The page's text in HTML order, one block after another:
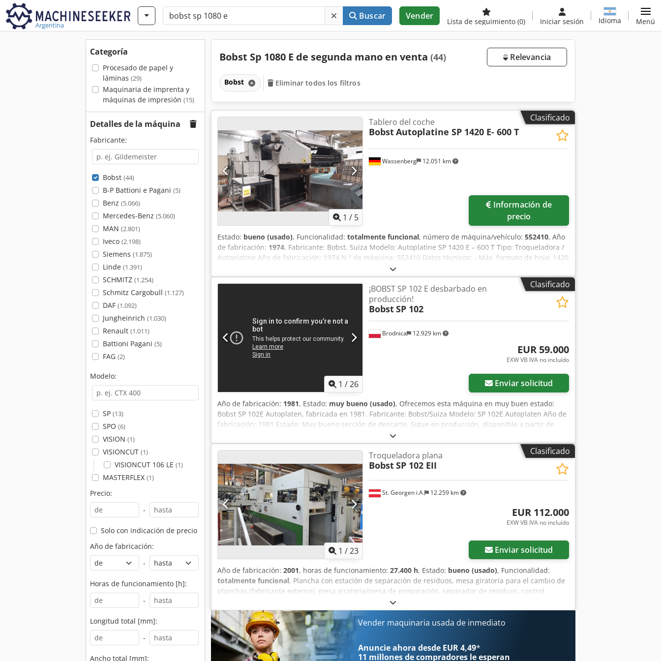
Argentina
Buscar Vender
Lista de seguimiento (0) Iniciar sesión Idioma Menú
Categoría
Procesado de papel y
láminas (29)
Maquinaria de imprenta y
máquinas de impresión (15)
Detalles de la máquina
Fabricante:
Bobst (44)
B-P Battioni e Pagani (5)
Benz (5.066)
Mercedes-Benz (5.060)
MAN (2.801)
Iveco (2.198)
Siemens (1.875)
Linde (1.391)
SCHMITZ (1.254)
Schmitz Cargobull (1.127)
DAF (1.092)
Jungheinrich (1.030)
Renault (1.011)
Battioni Pagani (5)
FAG (2)
Modelo:
SP (13)
SPO (6)
VISION (1)
VISIONCUT (1)
VISIONCUT 106 LE (1)
MASTERFLEX (1)
Precio:
-
Solo con indicación de precio
Año de fabricación:
-
Horas de funcionamiento [h]:
-
Longitud total [mm]:
-
Ancho total [mm]:
Bobst Sp 1080 E de segunda mano en venta (44) Relevancia
Bobst Eliminar todos los filtros
Clasificado
1 / 5
Wassenberg 12.051 km
Tablero del coche
BobstAutoplatine SP 1420 E- 600 T
precio
Estado: bueno (usado), Funcionalidad: totalmente funcional, número de máquina/vehículo: 552410, Año
de fabricación: 1974, Fabricante: Bobst, Suiza Modelo: Autoplatine SP 1420 E – 600 T Tipo: Troqueladora /
Autoplatine Año de fabricación: 1974 N.º de máquina: 552410 Datos técnicos: - Máx. formato de hoja: 1420
x 1020 mm - Mín. formato de hoja: 700 x 500 mm Csdpfxjw Rb Ezs Aa Esha - Velocidad: hasta 4.500
hojas/hora - Alimentación eléctrica: 380 V, 50 Hz Características: - Construcción robusta para cartón y
cartón corrugado - Troqueladora automática de platina - Alimentador y apilador automático - Control
mecánico con panel de mando - Calidad suiza comprobada
Clasificado
1 /26
Brodnica 12.929 km
¡BOBST SP 102 E desbarbado en
producción!
BobstSP 102
EUR 59.000
EXW VB IVA no incluído
Enviar solicitud
Año de fabricación: 1981, Estado: muy bueno (usado), Ofrecemos esta máquina en muy buen estado:
Bobst SP 102E Autoplaten, fabricada en 1981. Fabricante: Bobst/Suiza Modelo: SP 102E Autoplaten Año de
fabricación: 1981 Estado: Muy bueno sección de descarte, Sigue en producción, disponible a partir de
agosto de 2026 La máquina se encuentra aún en producción. Pruebas de funcionamiento disponibles.
Principal troqueladora en nuestra imprenta con sección de descarte. Disponible desde agosto de 2026.
Sin intermediarios - directamente de imprenta polaca!!! Precio: 59.000 EUR EXW Chedpfxey H Dl De Aa Eja
Negociable
Clasificado
1 /23
St. Georgen i.A. 12.259 km
Troqueladora plana
BobstSP 102 EII
EUR 112.000
EXW VB IVA no incluído
Enviar solicitud
Año de fabricación: 2001, horas de funcionamiento: 27.400 h, Estado: bueno (usado), Funcionalidad:
totalmente funcional, Plancha con estación de separación de residuos, mesa giratoria para el cambio de
planchas (fabricante externo), mesa giratoria/mesa de preparación, separador de residuos, control
electrónico de doble pliego, marca de referencia BS + AS, elevación de la máquina de 300 mm, 1 marco de
troquelado, diversos marcos y punzones de separación (incluidos los carros), dispositivo de centrado
rápido para pilas de pliegos, alimentación manual sin parada en el alimentador, descarga manual sin
parada en el descargador, precio en origen, el desmontaje y la carga pueden organizarse con un coste
adicional. ¡Vídeo disponible bajo petición! En mayo de 2026, BOBST realizó una revisión de la condición de
la plancha. Se eliminaron todos los residuos de la mesa inferior y superior, y se pulió el cilindro. El sector
Vender maquinaria usada de inmediato
Anuncie ahora desde EUR 4,49*
11 millones de compradores le esperan